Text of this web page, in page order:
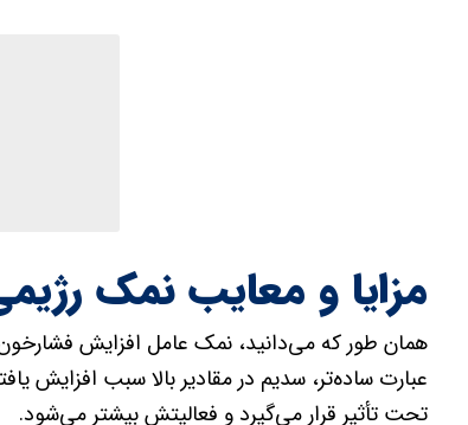
مزایا و معایب نمک
همان طور که می‌دانید، نمک عامل افزایش
عبارت ساده‌تر، سدیم در مقادیر بالا سبب افزایش
تحت تأثیر قرار می‌گیرد و فعالیتش بیشتر می‌شود.